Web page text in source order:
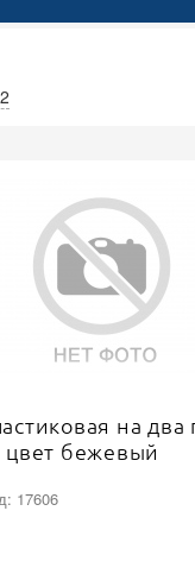
на два
цвет бежевый
17606